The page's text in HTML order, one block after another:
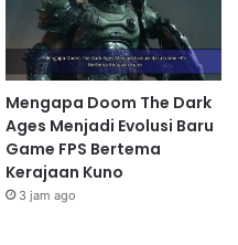
Mengapa Doom The Dark
Ages Menjadi Evolusi Baru
Game FPS Bertema
Kerajaan Kuno
3 jam ago